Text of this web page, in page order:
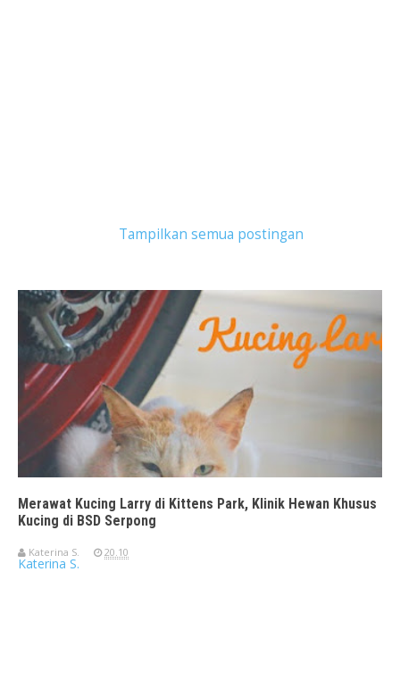
Tampilkan semua postingan
Merawat Kucing Larry di Kittens Park, Klinik Hewan Khusus
Kucing di BSD Serpong
Katerina S. 20.10
Katerina S.